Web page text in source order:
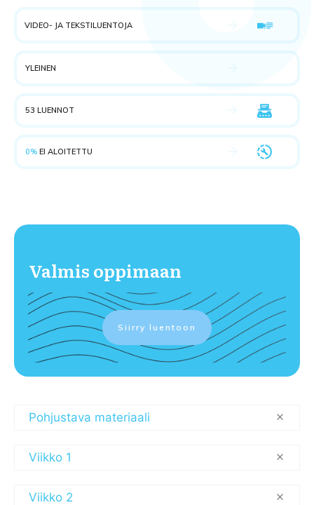
VIDEO- JA TEKSTILUENTOJA
YLEINEN
53 LUENNOT
0% EI ALOITETTU
Valmis oppimaan
Siirry luentoon
Pohjustava materiaali
Viikko 1
Viikko 2